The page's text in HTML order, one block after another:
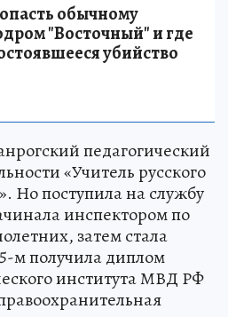
обычному
"Восточный" и где
убийство
педагогический
«Учитель русского
Но поступила на службу
инспектором по
затем стала
м получила диплом
института МВД РФ